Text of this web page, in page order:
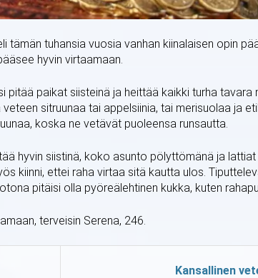
tämän tuhansia vuosia vanhan kiinalaisen opin
hyvin virtaamaan.
pitää paikat siisteinä ja heittää kaikki turha tavara
sitruunaa tai appelsiinia, tai merisuolaa ja
koska ne vetävät puoleensa runsautta.
hyvin siistinä, koko asunto pölyttömänä ja lattiat
kiinni, ettei raha virtaa sitä kautta ulos.
pitäisi olla pyöreälehtinen kukka, kuten
terveisin Serena, 246.
Kansallinen